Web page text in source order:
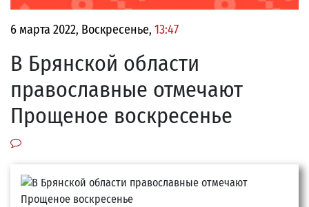
6 марта 2022, Воскресенье, 13:47
В Брянской области
православные отмечают
Прощеное воскресенье